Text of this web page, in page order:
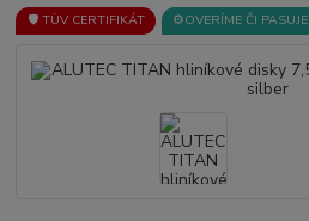
🛡️ TÜV CERTIFIKÁT ⚙️OVERÍME ČI PASUJE